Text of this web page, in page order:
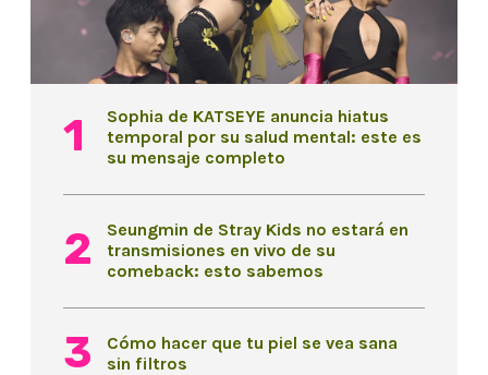
Sophia de KATSEYE anuncia hiatus
temporal por su salud mental: este es
su mensaje completo
Seungmin de Stray Kids no estará en
transmisiones en vivo de su
comeback: esto sabemos
Cómo hacer que tu piel se vea sana
sin filtros